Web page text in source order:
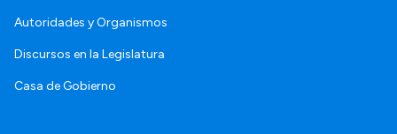
Autoridades y Organismos
Discursos en la Legislatura
Casa de Gobierno